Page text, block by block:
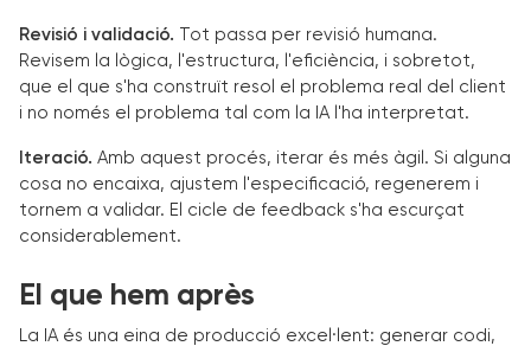
Revisió i validació. Tot passa per revisió humana.
Revisem la lògica, l'estructura, l'eficiència, i sobretot,
que el que s'ha construït resol el problema real del client
i no només el problema tal com la IA l'ha interpretat.
Iteració. Amb aquest procés, iterar és més àgil. Si alguna
cosa no encaixa, ajustem l'especificació, regenerem i
tornem a validar. El cicle de feedback s'ha escurçat
considerablement.
El que hem après
La IA és una eina de producció excel·lent: generar codi,